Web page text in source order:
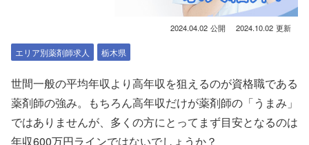
2024.04.02 2024.10.02
エリア別薬剤師求人 栃木県
世間一般の平均年収より高年収を狙えるのが資格職である
薬剤師の強み。もちろん高年収だけが薬剤師の「うまみ」
ではありませんが、多くの方にとってまず目安となるのは
年収600万円ラインではないでしょうか？